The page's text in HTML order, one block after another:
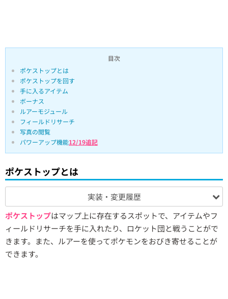
目次
ポケストップとは
ポケストップを回す
手に入るアイテム
ボーナス
ルアーモジュール
フィールドリサーチ
写真の閲覧
パワーアップ機能12/19追記
ポケストップとは
実装・変更履歴
ポケストップはマップ上に存在するスポットで、アイテムやフ
ィールドリサーチを手に入れたり、ロケット団と戦うことがで
きます。また、ルアーを使ってポケモンをおびき寄せることが
できます。